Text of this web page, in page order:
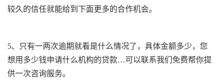
较久的信任就能给到下面更多的合作机会。
5、只有一两次逾期就看是什么情况了，具体金额多少，您
想用多少钱申请什么机构的贷款…可以联系我们免费帮你提
供一次咨询服务。